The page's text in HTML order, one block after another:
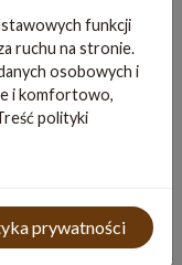
funkcji
ruchu na stronie.
osobowych i
i komfortowo,
polityki
prywatności